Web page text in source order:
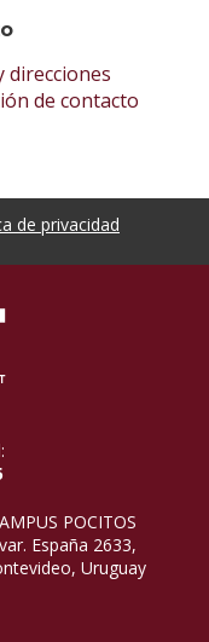
direcciones
de contacto
de privacidad
POCITOS
España 2633,
Uruguay